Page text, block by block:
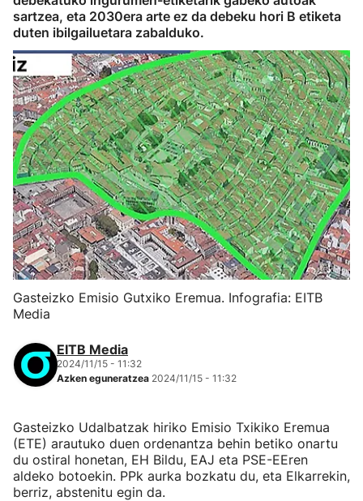
sartzea, eta 2030era arte ez da debeku hori B etiketa
duten ibilgailuetara zabalduko.
Gasteizko Emisio Gutxiko Eremua. Infografia: EITB
Media
EITB Media
2024/11/15 - 11:32
Azken eguneratzea 2024/11/15 - 11:32
Gasteizko Udalbatzak hiriko Emisio Txikiko Eremua
(ETE) arautuko duen ordenantza behin betiko onartu
du ostiral honetan, EH Bildu, EAJ eta PSE-EEren
aldeko botoekin. PPk aurka bozkatu du, eta Elkarrekin,
berriz, abstenitu egin da.